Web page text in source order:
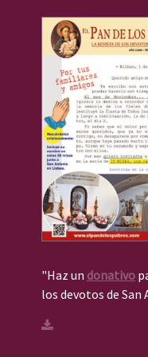
"Haz un donativo
los devotos de San